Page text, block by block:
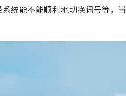
统能不能顺利地切换讯号等，